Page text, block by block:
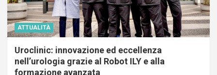
ATTUALITÀ
Uroclinic: innovazione ed eccellenza
nell’urologia grazie al Robot ILY e alla
formazione avanzata